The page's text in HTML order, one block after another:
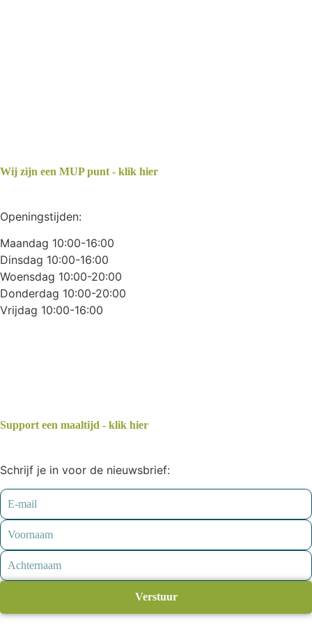
Wij zijn een MUP punt - klik hier
Openingstijden:
Maandag 10:00-16:00
Dinsdag 10:00-16:00
Woensdag 10:00-20:00
Donderdag 10:00-20:00
Vrijdag 10:00-16:00
Support een maaltijd - klik hier
Schrijf je in voor de nieuwsbrief:
Verstuur